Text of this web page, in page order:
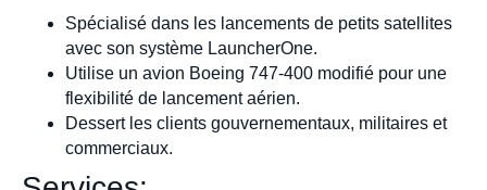
Spécialisé dans les lancements de petits satellites
avec son système LauncherOne.
Utilise un avion Boeing 747-400 modifié pour une
flexibilité de lancement aérien.
Dessert les clients gouvernementaux, militaires et
commerciaux.